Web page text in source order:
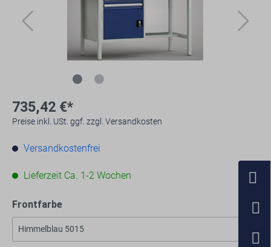
735,42 €*
Preise inkl. USt. ggf. zzgl. Versandkosten
Versandkostenfrei
Lieferzeit Ca. 1-2 Wochen
Frontfarbe